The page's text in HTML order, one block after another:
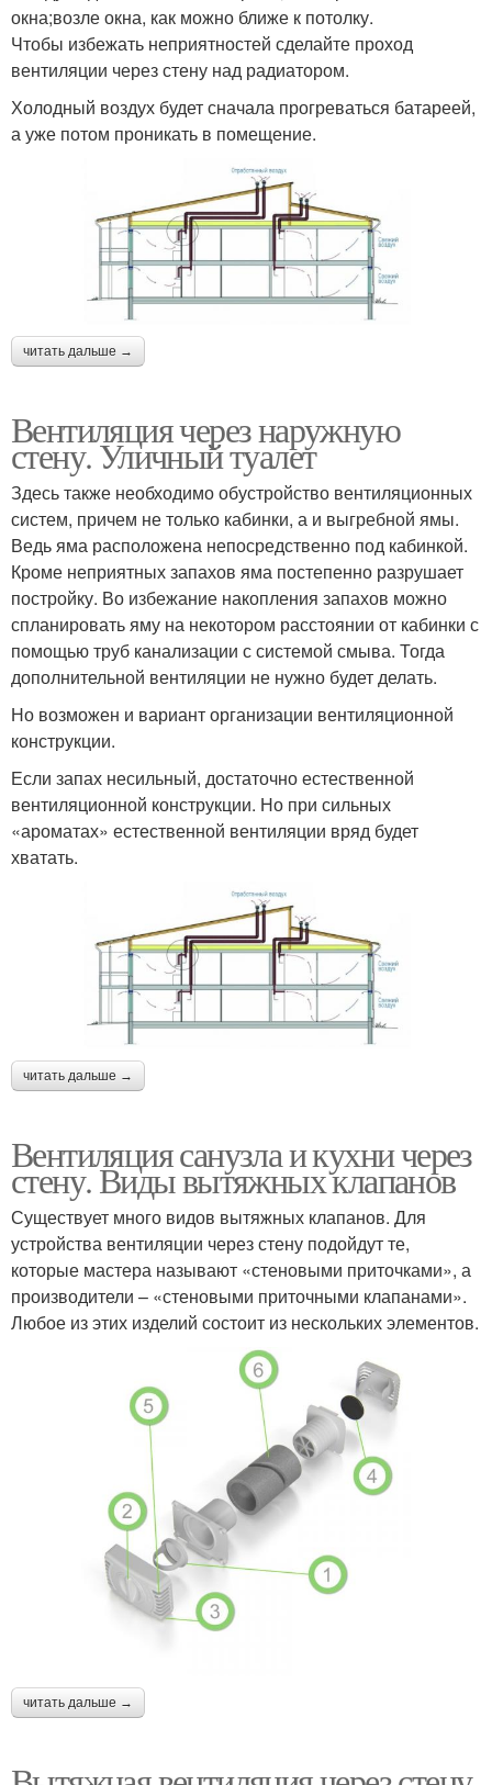
окна;возле окна, как можно ближе к потолку.
Чтобы избежать неприятностей сделайте проход
вентиляции через стену над радиатором.
Холодный воздух будет сначала прогреваться батареей,
а уже потом проникать в помещение.
читать дальше →
Вентиляция через наружную
стену. Уличный туалет
Здесь также необходимо обустройство вентиляционных
систем, причем не только кабинки, а и выгребной ямы.
Ведь яма расположена непосредственно под кабинкой.
Кроме неприятных запахов яма постепенно разрушает
постройку. Во избежание накопления запахов можно
спланировать яму на некотором расстоянии от кабинки с
помощью труб канализации с системой смыва. Тогда
дополнительной вентиляции не нужно будет делать.
Но возможен и вариант организации вентиляционной
конструкции.
Если запах несильный, достаточно естественной
вентиляционной конструкции. Но при сильных
«ароматах» естественной вентиляции вряд будет
хватать.
читать дальше →
Вентиляция санузла и кухни через
стену. Виды вытяжных клапанов
Существует много видов вытяжных клапанов. Для
устройства вентиляции через стену подойдут те,
которые мастера называют «стеновыми приточками», а
производители – «стеновыми приточными клапанами».
Любое из этих изделий состоит из нескольких элементов.
читать дальше →